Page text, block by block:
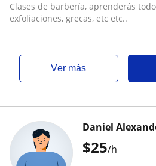
Clases de barbería, aprenderás
exfoliaciones, grecas, etc etc..
ver más
$25/h
Daniel